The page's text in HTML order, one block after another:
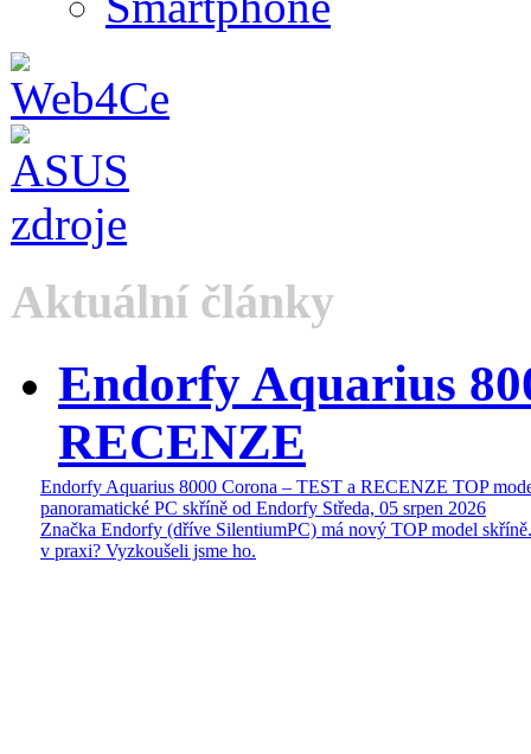
Aktuální články
Endorfy Aquarius
RECENZE
Endorfy Aquarius 8000 Corona – TEST a RECENZE TOP
panoramatické PC skříně od Endorfy Středa, 05 srpen 2026
Značka Endorfy (dříve SilentiumPC) má nový TOP model
v praxi? Vyzkoušeli jsme ho.